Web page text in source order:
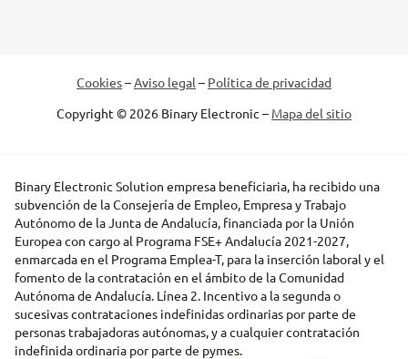
Cookies–Aviso legal – Política de privacidad
Copyright © 2026 Binary Electronic – Mapa del sitio
Binary Electronic Solution empresa beneficiaria, ha recibido una
subvención de la Consejería de Empleo, Empresa y Trabajo
Autónomo de la Junta de Andalucía, financiada por la Unión
Europea con cargo al Programa FSE+ Andalucía 2021-2027,
enmarcada en el Programa Emplea-T, para la inserción laboral y el
fomento de la contratación en el ámbito de la Comunidad
Autónoma de Andalucía. Línea 2. Incentivo a la segunda o
sucesivas contrataciones indefinidas ordinarias por parte de
personas trabajadoras autónomas, y a cualquier contratación
indefinida ordinaria por parte de pymes.